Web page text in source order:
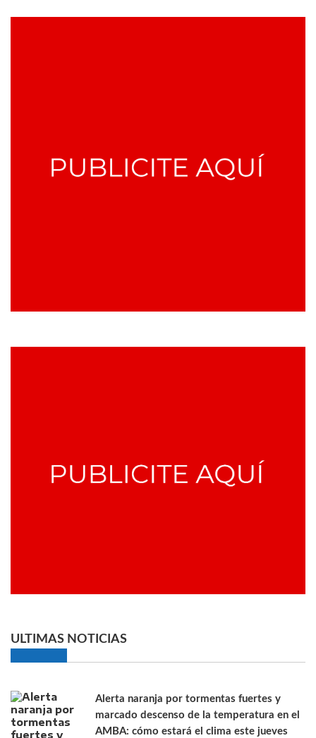
ULTIMAS NOTICIAS
Alerta naranja por tormentas fuertes y
marcado descenso de la temperatura en el
AMBA: cómo estará el clima este jueves